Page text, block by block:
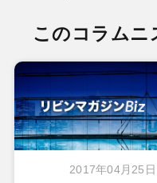
このコラムニ
2017年04月25日